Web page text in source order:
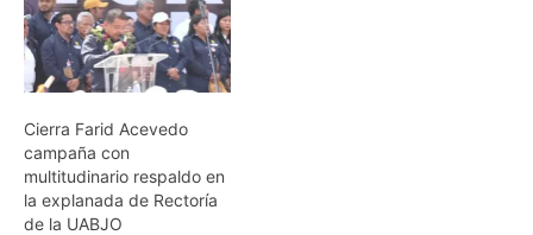
Cierra Farid Acevedo
campaña con
multitudinario respaldo en
la explanada de Rectoría
de la UABJO